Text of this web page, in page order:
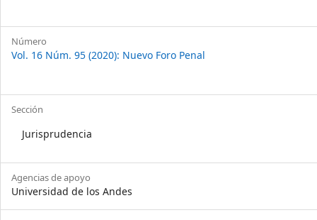
Número
Vol. 16 Núm. 95 (2020): Nuevo Foro Penal
Sección
Jurisprudencia
Agencias de apoyo
Universidad de los Andes